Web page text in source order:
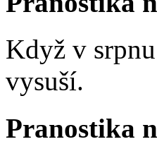
Když v
vysuší.
Pranostika